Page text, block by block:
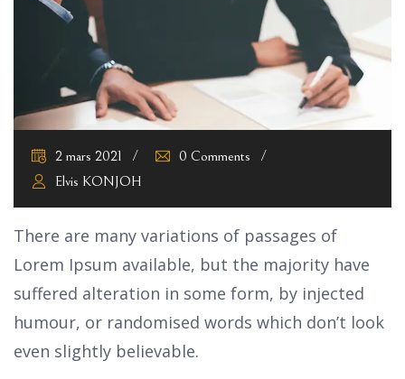
2 mars 2021
0 Comments
Elvis KONJOH
There are many variations of passages of
Lorem Ipsum available, but the majority have
suffered alteration in some form, by injected
humour, or randomised words which don’t look
even slightly believable.